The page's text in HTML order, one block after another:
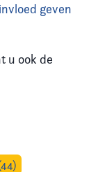
geven
u ook de